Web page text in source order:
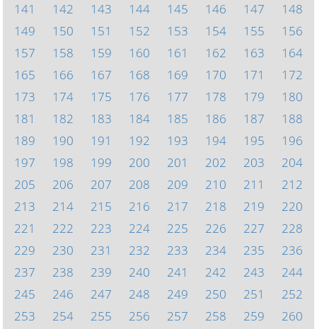
141
142 143 144 145 146 147
148
149
150 151 152 153 154 155
156
157
158 159 160 161 162 163
164
165
166 167 168 169 170 171
172
173
174 175 176 177 178 179
180
181
182 183 184 185 186 187
188
189
190 191 192 193 194 195
196
197
198 199 200 201 202 203
204
205
206 207 208 209 210 211
212
213
214 215 216 217 218 219
220
221
222 223 224 225 226 227
228
229
230 231 232 233 234 235
236
237
238 239 240 241 242 243
244
245
246 247 248 249 250 251
252
253
254 255 256 257 258 259
260